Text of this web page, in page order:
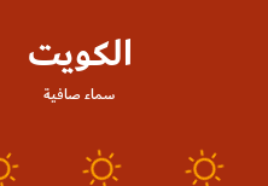
الكويت
سماء صافية